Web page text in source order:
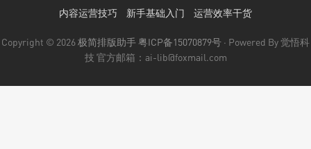
内容运营技巧 新手基础入门 运营效率干货
Copyright © 2026极简排版助手粤ICP备15070879号 · Powered By 觉悟科
技 官方邮箱：ai-lib@foxmail.com